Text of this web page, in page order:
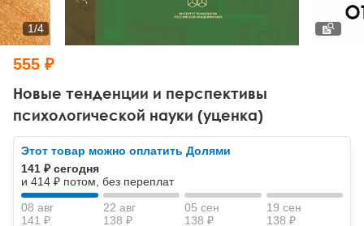
Тревожные расстройства, панические атаки
Психодрама
Другие направления психотерапии
Классический, эриксоновский гипноз и НЛП
НЛП
Психология труда и эргономика
Социальная психология
Социальная и организационная психология
Классический и юнгианский психоанализ
Новые тенденции и перспективы
психологической науки (уценка)
1/4
555 ₽
Этот товар можно оплатить Долями
141 ₽ сегодня
и 414 ₽ потом, без переплат
08 авг
141 ₽
22 авг
138 ₽
05 сен
138 ₽
19 сен
138 ₽